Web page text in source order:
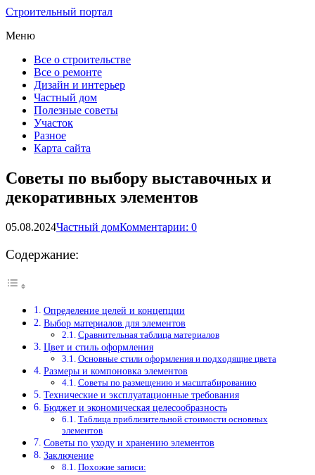
Строительный портал
Меню
Все о строительстве
Все о ремонте
Дизайн и интерьер
Частный дом
Полезные советы
Участок
Разное
Карта сайта
Советы по выбору выставочных и
декоративных элементов
05.08.2024Частный домКомментарии: 0
Содержание:
Определение целей и концепции
Выбор материалов для элементов
Сравнительная таблица материалов
Цвет и стиль оформления
Основные стили оформления и подходящие цвета
Размеры и компоновка элементов
Советы по размещению и масштабированию
Технические и эксплуатационные требования
Бюджет и экономическая целесообразность
Таблица приблизительной стоимости основных
элементов
Советы по уходу и хранению элементов
Заключение
Похожие записи: